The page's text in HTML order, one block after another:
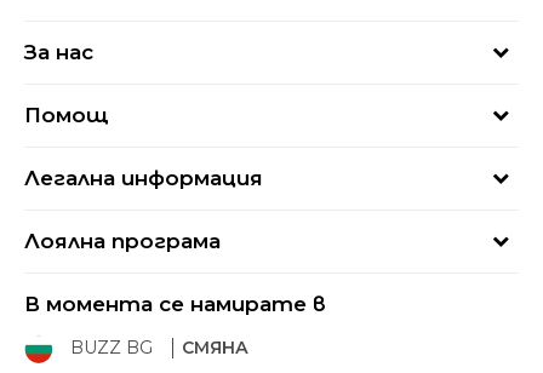
За нас
Магазини
+359 2 4928 699
Помощ
Връщане
Как да подам сигнал?
Състояние на поръчката
Легална информация
Политика за поверителност
Бисквитки
Рекламации
Лоялна програма
Sport&Bonus - регистрация
BUZZ Mарки
В момента се намирате в
BUZZ BG СМЯНА